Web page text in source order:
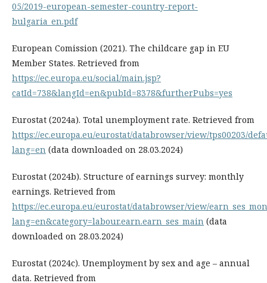
05/2019-european-semester-country-report-
bulgaria_en.pdf
European Comission (2021). The childcare gap in EU
Member States. Retrieved from
https://ec.europa.eu/social/main.jsp?
catId=738&langId=en&pubId=8378&furtherPubs=yes
Eurostat (2024a). Total unemployment rate. Retrieved from
https://ec.europa.eu/eurostat/databrowser/view/tps00203/
lang=en (data downloaded on 28.03.2024)
Eurostat (2024b). Structure of earnings survey: monthly
earnings. Retrieved from
https://ec.europa.eu/eurostat/databrowser/view/
lang=en&category=labour.earn.earn_ses_main (data
downloaded on 28.03.2024)
Eurostat (2024c). Unemployment by sex and age – annual
data. Retrieved from